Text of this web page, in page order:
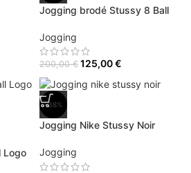
Jogging brodé Stussy 8 Ball
Jogging
200,00€ 125,00€
Logo
-38%
Jogging Nike Stussy Noir
Jogging